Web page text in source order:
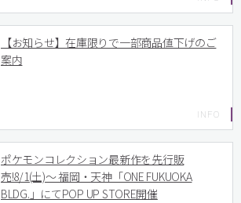
【お知らせ】在庫限りで一部商品値下げのご
案内
ポケモンコレクション最新作を先行販
売!8/1(土)〜 福岡・天神「ONE FUKUOKA
BLDG.」にてPOP UP STORE開催